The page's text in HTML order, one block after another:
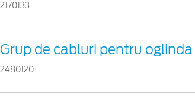
2170133
Grup de cabluri pentru
2480120